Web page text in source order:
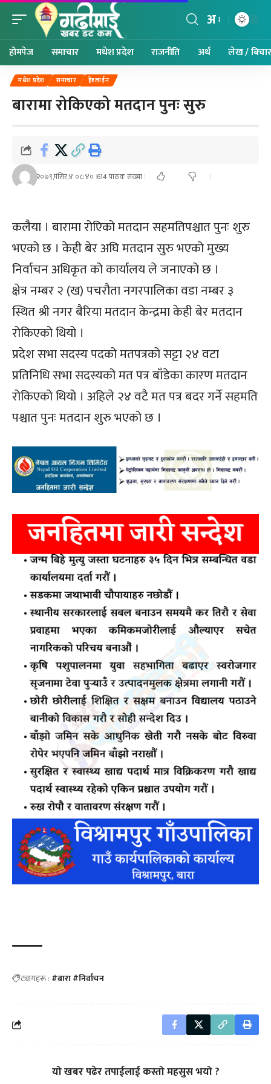
अ
होमपेज समाचार मधेश प्रदेश राजनीति अर्थ लेख / बिचार
मधेश प्रदेश समाचार हेडलाईन
बारामा रोकिएको मतदान पुनः सुरु
२०७९,मंसिर,४ ०८:४० 614 पाठक संख्या
कलैया । बारामा रोएिको मतदान सहमतिपश्चात पुनः शुरु
भएको छ । केही बेर अघि मतदान सुरु भएको मुख्य
निर्वाचन अधिकृत को कार्यालय ले जनाएको छ ।
क्षेत्र नम्बर २ (ख) पचरौता नगरपालिका वडा नम्बर ३
स्थित श्री नगर बैरिया मतदान केन्द्रमा केही बेर मतदान
रोकिएको थियो ।
प्रदेश सभा सदस्य पदको मतपत्रको सट्टा २४ वटा
प्रतिनिधि सभा सदस्यको मत पत्र बाँडेका कारण मतदान
रोकिएको थियो । अहिले २४ वटै मत पत्र बदर गर्ने सहमति
पश्चात पुनः मतदान शुरु भएको छ ।
ट्यागहरू : #बारा #निर्वाचन
यो खबर पढेर तपाईलाई कस्तो महसुस भयो ?